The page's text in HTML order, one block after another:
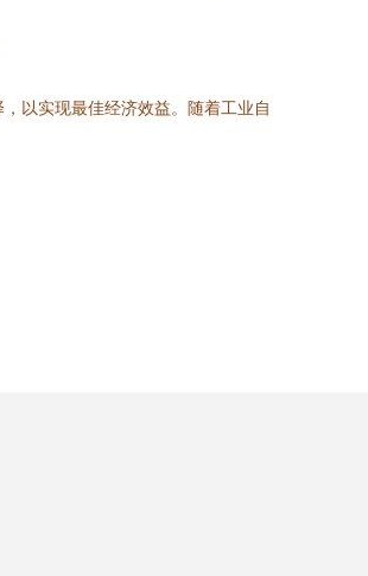
以实现最佳经济效益。随着工业自